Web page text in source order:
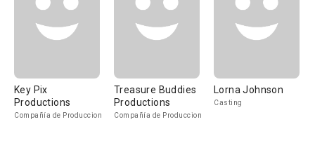
Key Pix
Productions
Compañía de Produccion
Treasure Buddies
Productions
Compañía de Produccion
Lorna Johnson
Casting